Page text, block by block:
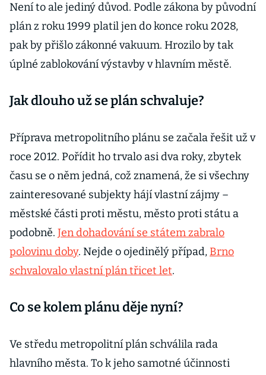
Není to ale jediný důvod. Podle zákona by původní
plán z roku 1999 platil jen do konce roku 2028,
pak by přišlo zákonné vakuum. Hrozilo by tak
úplné zablokování výstavby v hlavním městě.
Jak dlouho už se plán schvaluje?
Příprava metropolitního plánu se začala řešit už v
roce 2012. Pořídit ho trvalo asi dva roky, zbytek
času se o něm jedná, což znamená, že si všechny
zainteresované subjekty hájí vlastní zájmy –
městské části proti městu, město proti státu a
podobně. Jen dohadování se státem zabralo
polovinu doby. Nejde o ojedinělý případ, Brno
schvalovalo vlastní plán třicet let.
Co se kolem plánu děje nyní?
Ve středu metropolitní plán schválila rada
hlavního města. To k jeho samotné účinnosti